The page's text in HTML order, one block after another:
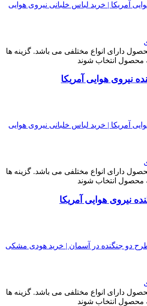
دارای انواع مختلفی می باشد. گزینه ها
انتخاب شوند
نیروی هوایی آمریکا
دارای انواع مختلفی می باشد. گزینه ها
انتخاب شوند
نیروی هوایی آمریکا
دارای انواع مختلفی می باشد. گزینه ها
انتخاب شوند